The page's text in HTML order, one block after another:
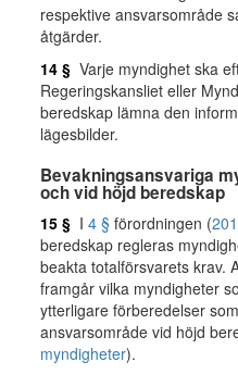
respektive ansvarsområde
åtgärder.
14 § Varje myndighet ska
Regeringskansliet eller
beredskap lämna den
lägesbilder.
Bevakningsansvariga
och vid höjd beredskap
15 § I 4 § förordningen (
beredskap regleras
beakta totalförsvarets krav.
framgår vilka myndigheter
ytterligare förberedelser
ansvarsområde vid höjd
myndigheter).